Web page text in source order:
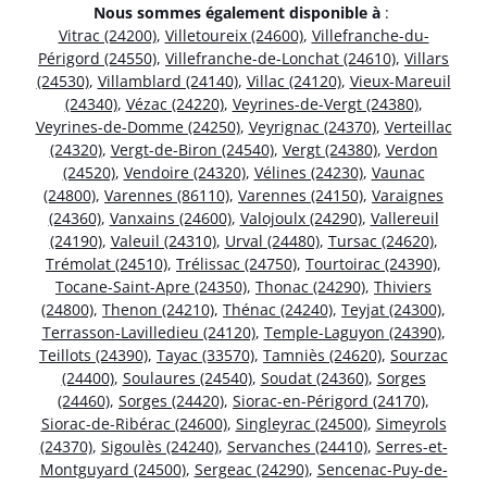
Nous sommes également disponible à :
Vitrac (24200), Villetoureix (24600), Villefranche-du-
Périgord (24550), Villefranche-de-Lonchat (24610), Villars
(24530), Villamblard (24140), Villac (24120), Vieux-Mareuil
(24340), Vézac (24220), Veyrines-de-Vergt (24380),
Veyrines-de-Domme (24250), Veyrignac (24370), Verteillac
(24320), Vergt-de-Biron (24540), Vergt (24380), Verdon
(24520), Vendoire (24320), Vélines (24230), Vaunac
(24800), Varennes (86110), Varennes (24150), Varaignes
(24360), Vanxains (24600), Valojoulx (24290), Vallereuil
(24190), Valeuil (24310), Urval (24480), Tursac (24620),
Trémolat (24510), Trélissac (24750), Tourtoirac (24390),
Tocane-Saint-Apre (24350), Thonac (24290), Thiviers
(24800), Thenon (24210), Thénac (24240), Teyjat (24300),
Terrasson-Lavilledieu (24120), Temple-Laguyon (24390),
Teillots (24390), Tayac (33570), Tamniès (24620), Sourzac
(24400), Soulaures (24540), Soudat (24360), Sorges
(24460), Sorges (24420), Siorac-en-Périgord (24170),
Siorac-de-Ribérac (24600), Singleyrac (24500), Simeyrols
(24370), Sigoulès (24240), Servanches (24410), Serres-et-
Montguyard (24500), Sergeac (24290), Sencenac-Puy-de-